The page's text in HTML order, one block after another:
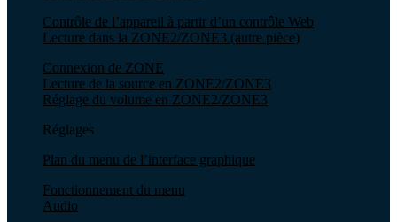
Contrôle de l’appareil à partir d’un contrôle Web
Lecture dans la ZONE2/ZONE3 (autre pièce)
Connexion de ZONE
Lecture de la source en ZONE2/ZONE3
Réglage du volume en ZONE2/ZONE3
Réglages
Plan du menu de l’interface graphique
Fonctionnement du menu
Audio